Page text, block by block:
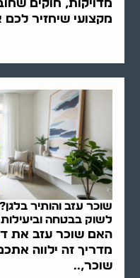
מדויקות, חוקים
מקצועי שיחזיר
שוכר עזב והותיר
לשוק בבטחה וביעילות
האם שוכר עזב את
מדריך זה ילווה
שוכר,..